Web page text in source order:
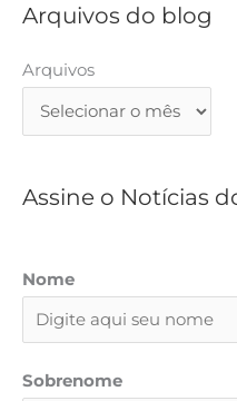
i
a
Arquivos do blog
Arquivos
Assine o Notícias
Nome
Sobrenome